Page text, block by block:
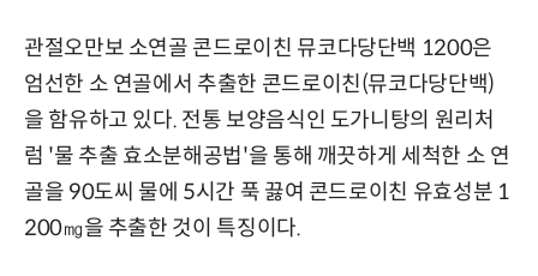
관절오만보 소연골 콘드로이친 뮤코다당단백 1200은
엄선한 소 연골에서 추출한 콘드로이친(뮤코다당단백)
을 함유하고 있다. 전통 보양음식인 도가니탕의 원리처
럼 '물 추출 효소분해공법'을 통해 깨끗하게 세척한 소 연
골을 90도씨 물에 5시간 푹 끓여 콘드로이친 유효성분 1
200㎎을 추출한 것이 특징이다.